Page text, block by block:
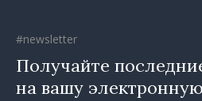
#newsletter
Получайте
на вашу